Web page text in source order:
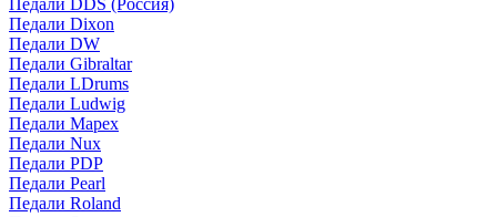
Педали DDS (Россия)
Педали Dixon
Педали DW
Педали Gibraltar
Педали LDrums
Педали Ludwig
Педали Mapex
Педали Nux
Педали PDP
Педали Pearl
Педали Roland